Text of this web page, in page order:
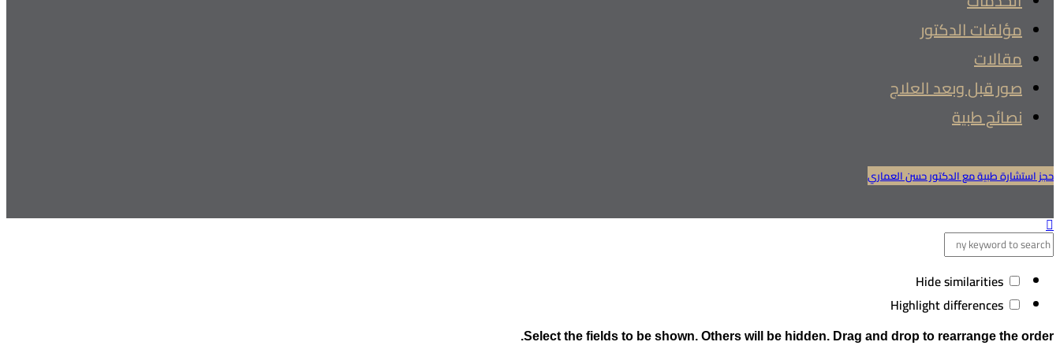
مؤلفات الدكتور
مقالات
صور قبل وبعد العلاج
نصائح طبية
حجز استشارة طبية مع الدكتور حسن العماري
Select the fields to be shown. Others will be hidden. Drag and drop to rearrange the order.